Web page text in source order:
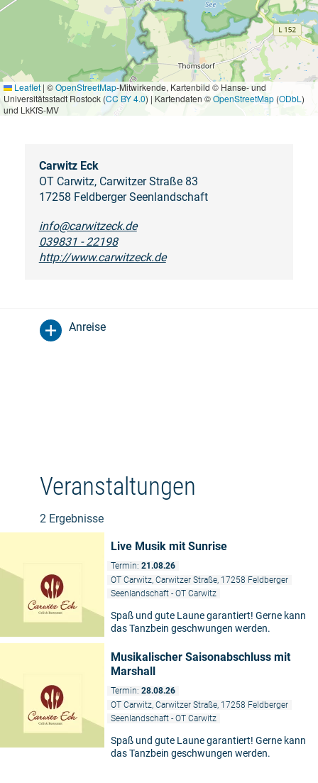
Leaflet | ©OpenStreetMap-Mitwirkende, Kartenbild © Hanse- und
Universitätsstadt Rostock (CC BY 4.0) | Kartendaten ©OpenStreetMap (ODbL )
und LkKfS-MV
Carwitz Eck
OT Carwitz, Carwitzer Straße 83
17258 Feldberger Seenlandschaft
info@carwitzeck.de
039831 - 22198
http://www.carwitzeck.de
Anreise
Veranstaltungen
2 Ergebnisse
Live Musik mit Sunrise
Termin: 21.08.26
OT Carwitz, Carwitzer Straße, 17258 Feldberger
Seenlandschaft - OT Carwitz
Spaß und gute Laune garantiert! Gerne kann
das Tanzbein geschwungen werden.
Musikalischer Saisonabschluss mit
Marshall
Termin: 28.08.26
OT Carwitz, Carwitzer Straße, 17258 Feldberger
Seenlandschaft - OT Carwitz
Spaß und gute Laune garantiert! Gerne kann
das Tanzbein geschwungen werden.